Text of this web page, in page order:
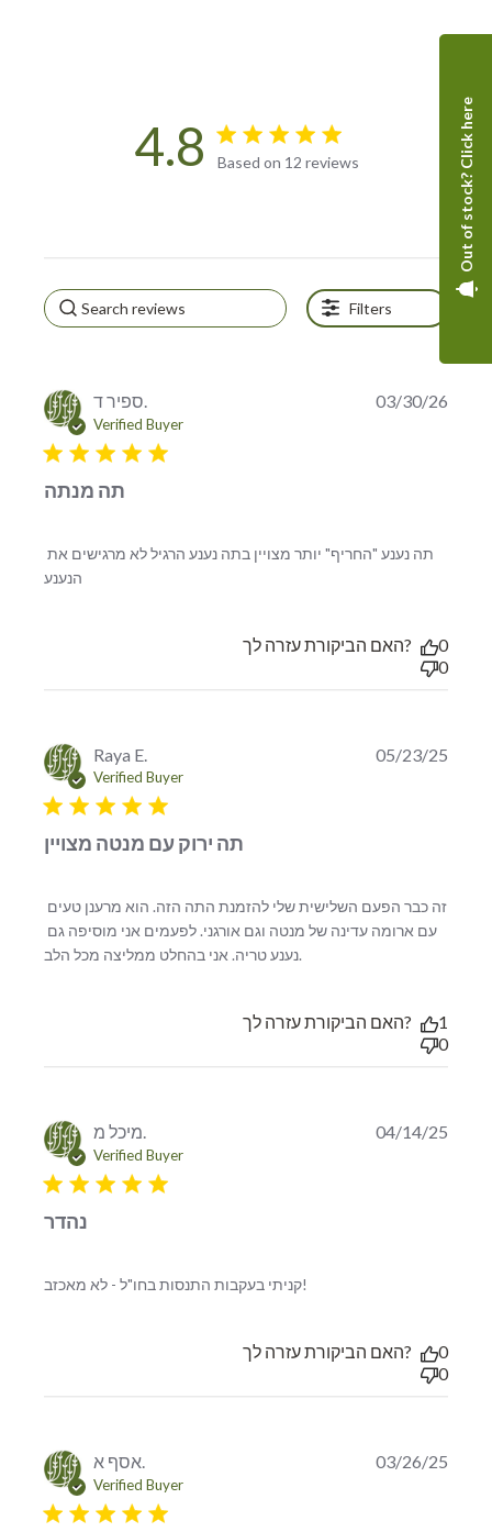
4.8 4.8 star rating
Based on 12 reviews
4.8 out of 5 stars Based on
Filters
ספיר ד.
Verified Buyer
5 star rating
תה מנתה
תה נענע "החריף" יותר מצויין בתה נענע הרגיל לא מרגישים את
הנענע
03/30/26
האם הביקורת עזרה לך?
0
0
Raya E.
Verified Buyer
5 star rating
תה ירוק עם מנטה מצויין
נענע טריה. אני בהחלט ממליצה מכל הלב.
05/23/25
האם הביקורת עזרה לך?
1
0
Verified Buyer
5 star rating
נהדר
קניתי בעקבות התנסות בחו"ל - לא מאכזב!
04/14/25
האם הביקורת עזרה לך?
0
0
Verified Buyer
5 star rating
03/26/25
Out of stock? Click here